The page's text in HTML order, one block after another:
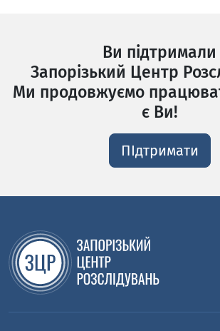
Ви підтримали
Запорізький Центр
Ми продовжуємо
є Ви!
ПІдтримати